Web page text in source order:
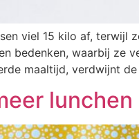
viel 15 kilo af, terwijl
bedenken, waarbij ze
maaltijd, verdwijnt